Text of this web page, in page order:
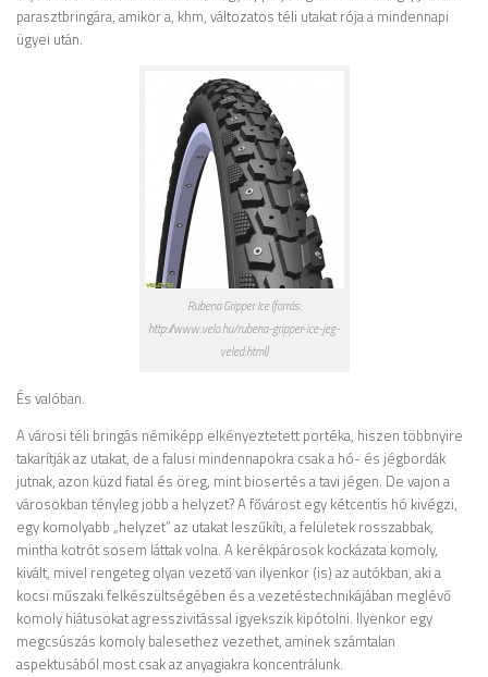
parasztbringára, amikor a, khm, változatos téli utakat rója a mindennapi
ügyei után.
Rubena Gripper Ice (forrás:
http://www.velo.hu/rubena-gripper-ice-jeg-
veled.html)
És valóban.
A városi téli bringás némiképp elkényeztetett portéka, hiszen többnyire
takarítják az utakat, de a falusi mindennapokra csak a hó- és jégbordák
jutnak, azon küzd fiatal és öreg, mint biosertés a tavi jégen. De vajon a
városokban tényleg jobb a helyzet? A fővárost egy kétcentis hó kivégzi,
egy komolyabb „helyzet” az utakat leszűkíti, a felületek rosszabbak,
mintha kotrót sosem láttak volna. A kerékpárosok kockázata komoly,
kivált, mivel rengeteg olyan vezető van ilyenkor (is) az autókban, aki a
kocsi műszaki felkészültségében és a vezetéstechnikájában meglévő
komoly hiátusokat agresszivitással igyekszik kipótolni. Ilyenkor egy
megcsúszás komoly balesethez vezethet, aminek számtalan
aspektusából most csak az anyagiakra koncentrálunk.